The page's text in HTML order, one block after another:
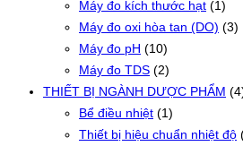
Máy đo kích thước hạt (1)
Máy đo oxi hòa tan (DO) (3)
Máy đo pH (10)
Máy đo TDS (2)
THIẾT BỊ NGÀNH DƯỢC PHẨM
Bể điều nhiệt (1)
Thiết bị hiệu chuẩn nhiệt độ